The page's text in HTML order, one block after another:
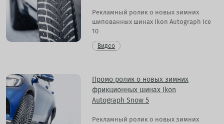
Рекламный ролик о новых зимних
шипованных шинах Ikon Autograph Ice
10
Видео
Промо ролик о новых зимних
фрикционных шинах Ikon
Autograph Snow 5
Рекламный ролик о новых зимних